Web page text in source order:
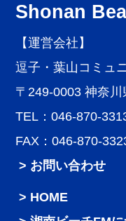
Shonan
【運営会社】
逗子・葉山コミュ
〒249-0003 神奈
TEL：046-870-
FAX：046-870-
> お問い合わせ
HOME